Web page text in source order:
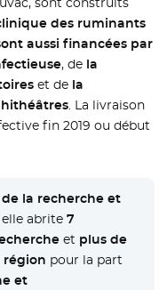
des ruminants
aussi financées par
, de la
et de la
. La livraison
fin 2019 ou début
la recherche et
elle abrite7
et plus de
région pour la part
et